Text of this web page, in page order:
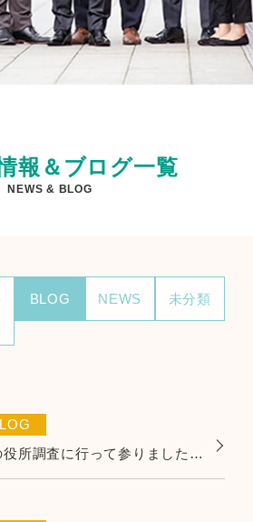
報＆ブログ一覧
NEWS & BLOG
BLOG NEWS 未分類
【兵庫県】宝塚市の役所調査に行って参りました！【宝塚市】